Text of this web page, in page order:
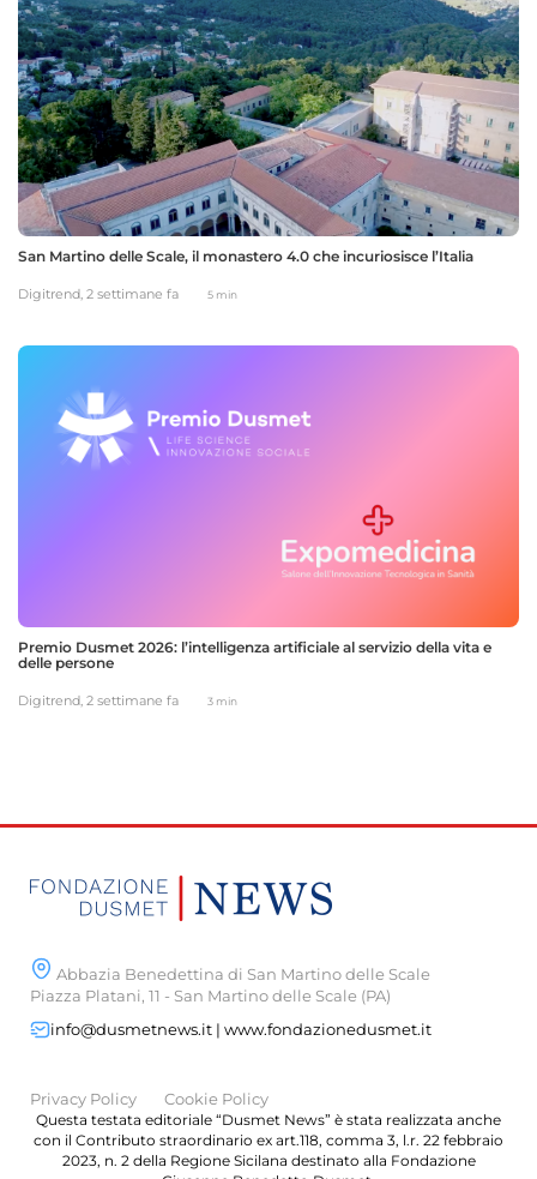
San Martino delle Scale, il monastero 4.0 che incuriosisce l’Italia
Digitrend, 2 settimane fa 5 min
Premio Dusmet 2026: l’intelligenza artificiale al servizio della vita e
delle persone
Digitrend, 2 settimane fa 3 min
Abbazia Benedettina di San Martino delle Scale
Piazza Platani, 11 - San Martino delle Scale (PA)
info@dusmetnews.it | www.fondazionedusmet.it
Privacy Policy Cookie Policy
Questa testata editoriale “Dusmet News” è stata realizzata anche
con il Contributo straordinario ex art.118, comma 3, l.r. 22 febbraio
2023, n. 2 della Regione Sicilana destinato alla Fondazione